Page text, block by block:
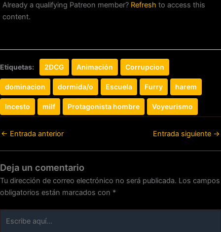
Already a qualifying Patreon member? Refresh to access this
content.
Etiquetas: 2DCG Animación Corrupcion
dominacion dormida/o Escuela Furry harem
Incesto milf Protagonista hombre Voyeurismo
← Entrada anterior Entrada siguiente →
Deja un comentario
Tu dirección de correo electrónico no será publicada. Los campos
obligatorios están marcados con *
aquí...